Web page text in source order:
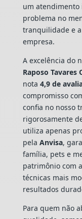
um atendimento
problema no
tranquilidade e
empresa.
A excelência do
Raposo Tavares
nota 4,9 de
compromisso
confia no nosso
rigorosamente
utiliza apenas
pela Anvisa,
família, pets e
patrimônio com
técnicas mais
resultados
Para quem não